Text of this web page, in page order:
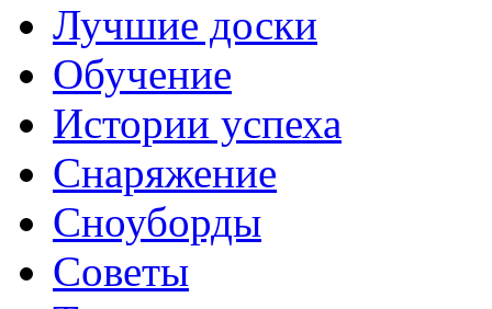
Лучшие доски
Обучение
Истории успеха
Снаряжение
Сноуборды
Советы